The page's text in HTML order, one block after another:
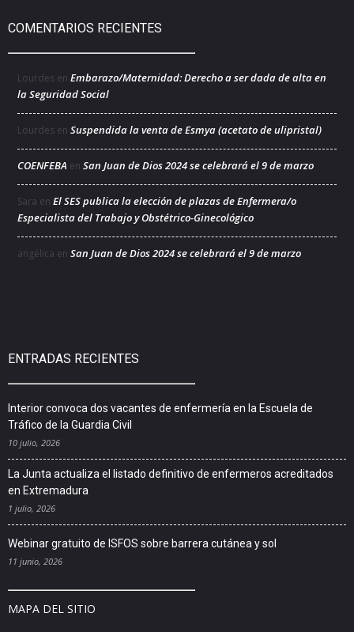
COMENTARIOS RECIENTES
Lourdes en Embarazo/Maternidad: Derecho a ser dada de alta en
la Seguridad Social
Lourdes en Suspendida la venta de Esmya (acetato de ulipristal)
COENFEBA en San Juan de Dios 2024 se celebrará el 9 de marzo
Sara en El SES publica la elección de plazas de Enfermera/o
Especialista del Trabajo y Obstétrico-Ginecológico
angélica en San Juan de Dios 2024 se celebrará el 9 de marzo
ENTRADAS RECIENTES
Interior convoca dos vacantes de enfermería en la Escuela de
Tráfico de la Guardia Civil
10 julio, 2026
La Junta actualiza el listado definitivo de enfermeros acreditados
en Extremadura
1 julio, 2026
Webinar gratuito de ISFOS sobre barrera cutánea y sol
11 junio, 2026
MAPA DEL SITIO